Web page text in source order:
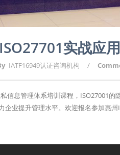
实战应
IATF16949认证咨询机构 /
信息管理体系培训课程，ISO27001
企业提升管理水平。欢迎报名参加惠